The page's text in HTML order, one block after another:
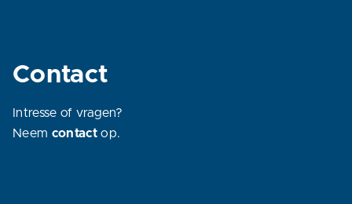
Contact
Intresse of vragen?
Neem contact op.